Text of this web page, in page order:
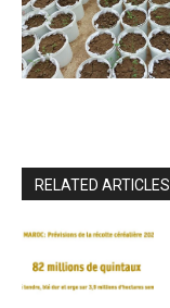
RELATED ARTICLES